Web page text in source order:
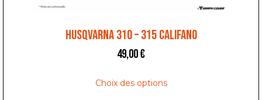
HUSQVARNA 310 – 315 CALIFANO
49,00€
Choix des options